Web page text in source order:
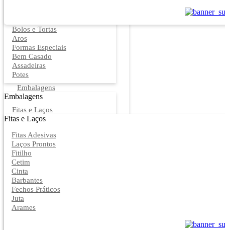
Bolos e Tortas
Aros
Formas Especiais
Bem Casado
Assadeiras
Potes
Embalagens
Embalagens
Fitas e Laços
Fitas e Laços
Fitas Adesivas
Laços Prontos
Fitilho
Cetim
Cinta
Barbantes
Fechos Práticos
Juta
Arames